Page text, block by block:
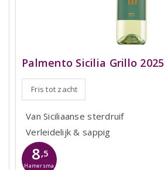
Palmento Sicilia Grillo 2025
Fris tot zacht
Van Siciliaanse sterdruif
Verleidelijk & sappig
8,5
Hamersma